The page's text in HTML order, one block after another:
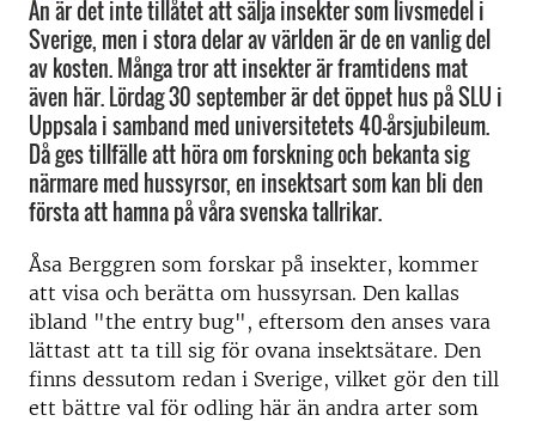
Än är det inte tillåtet att sälja insekter som livsmedel i
Sverige, men i stora delar av världen är de en vanlig del
av kosten. Många tror att insekter är framtidens mat
även här. Lördag 30 september är det öppet hus på SLU i
Uppsala i samband med universitetets 40-årsjubileum.
Då ges tillfälle att höra om forskning och bekanta sig
närmare med hussyrsor, en insektsart som kan bli den
första att hamna på våra svenska tallrikar.
Åsa Berggren som forskar på insekter, kommer
att visa och berätta om hussyrsan. Den kallas
ibland "the entry bug", eftersom den anses vara
lättast att ta till sig för ovana insektsätare. Den
finns dessutom redan i Sverige, vilket gör den till
ett bättre val för odling här än andra arter som